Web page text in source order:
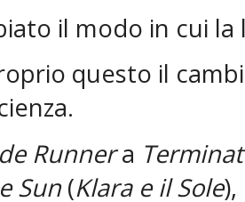
il modo in cui
questo il
Runnera
Sun(Klara e il Sole